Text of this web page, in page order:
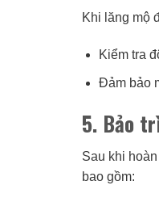
Khi lăng mộ
Kiểm tra
Đảm bảo
5. Bảo
Sau khi
bao gồm: